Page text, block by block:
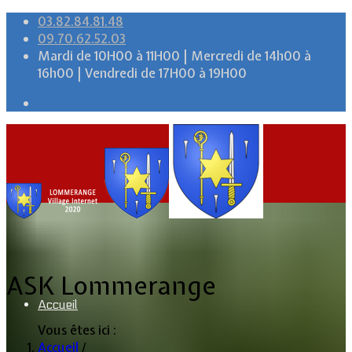
03.82.84.81.48
09.70.62.52.03
Mardi de 10H00 à 11H00 | Mercredi de 14h00 à
16h00 | Vendredi de 17H00 à 19H00
Accueil
ASK Lommerange
Vous êtes ici :
Accueil /